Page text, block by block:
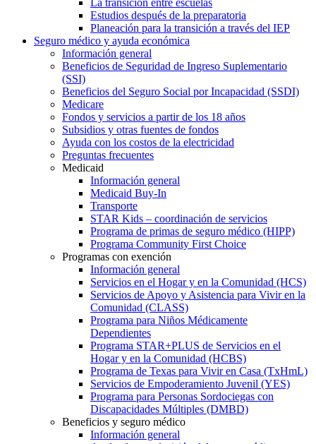
Estudios después de la preparatoria
Planeación para la transición a través del IEP
Seguro médico y ayuda económica
Información general
Beneficios de Seguridad de Ingreso Suplementario
(SSI)
Beneficios del Seguro Social por Incapacidad (SSDI)
Medicare
Fondos y servicios a partir de los 18 años
Subsidios y otras fuentes de fondos
Ayuda con los costos de la electricidad
Preguntas frecuentes
Medicaid
Información general
Medicaid Buy-In
Transporte
STAR Kids – coordinación de servicios
Programa de primas de seguro médico (HIPP)
Programa Community First Choice
Programas con exención
Información general
Servicios en el Hogar y en la Comunidad (HCS)
Servicios de Apoyo y Asistencia para Vivir en la
Comunidad (CLASS)
Programa para Niños Médicamente
Dependientes
Programa STAR+PLUS de Servicios en el
Hogar y en la Comunidad (HCBS)
Programa de Texas para Vivir en Casa (TxHmL)
Servicios de Empoderamiento Juvenil (YES)
Programa para Personas Sordociegas con
Discapacidades Múltiples (DMBD)
Beneficios y seguro médico
Información general